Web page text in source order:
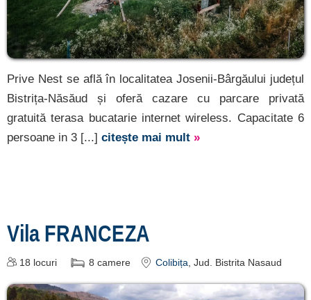
Prive Nest se află în localitatea Josenii-Bârgăului județul
Bistrița-Năsăud și oferă cazare cu parcare privată
gratuită terasa bucatarie internet wireless. Capacitate 6
persoane in 3 [...] citește mai mult »
Vila FRANCEZA
18 locuri 8 camere Colibița , Jud. Bistrita Nasaud